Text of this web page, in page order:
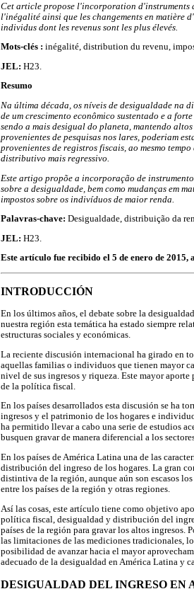
Cet article propose l'incorporation d'instruments
l'inégalité ainsi que les changements en matière
individus dont les revenus sont les plus élevés.
Mots-clés : inégalité, distribution du revenu,
JEL: H23.
Resumo
Na última década, os níveis de desigualdade na
de um crescimento econômico sustentado e a
sendo a mais desigual do planeta, mantendo
provenientes de pesquisas nos lares, poderiam
provenientes de registros fiscais, ao mesmo
distributivo mais regressivo.
Este artigo propõe a incorporação de
sobre a desigualdade, bem como mudanças em
impostos sobre os indivíduos de maior renda.
Palavras-chave: Desigualdade, distribuição da
JEL: H23.
Este artículo fue recibido el 5 de enero de
INTRODUCCIÓN
En los últimos años, el debate sobre la
nuestra región esta temática ha estado siempre
estructuras sociales y económicas.
La reciente discusión internacional ha girado en
aquellas familias o individuos que tienen mayor
nivel de sus ingresos y riqueza. Este mayor
de la política fiscal.
En los países desarrollados esta discusión se ha
ingresos y el patrimonio de los hogares e
ha permitido llevar a cabo una serie de estudios
busquen gravar de manera diferencial a los
En los países de América Latina una de las
distribución del ingreso de los hogares. La gran
distintiva de la región, aunque aún son escasos
entre los países de la región y otras regiones.
Así las cosas, este artículo tiene como objetivo
política fiscal, desigualdad y distribución del
países de la región para gravar los altos
las limitaciones de las mediciones tradicionales,
posibilidad de avanzar hacia el mayor
adecuado de la desigualdad en América Latina y
DESIGUALDAD DEL INGRESO EN